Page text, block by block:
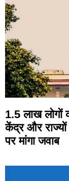
1.5 लाख लोगों
केंद्र और
पर मांगा जवाब